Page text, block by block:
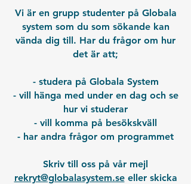
Vi är en grupp studenter på Globala
system som du som sökande kan
vända dig till. Har du frågor om hur
det är att;
- studera på Globala System
- vill hänga med under en dag och se
hur vi studerar
- vill komma på besökskväll
- har andra frågor om programmet
Skriv till oss på vår mejl
rekryt@globalasystem.seeller skicka